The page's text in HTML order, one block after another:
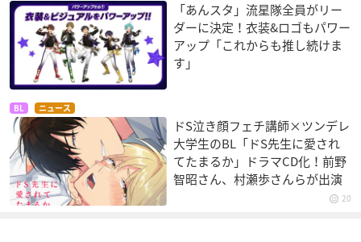
「あんスタ」流星隊全員がリー
ダーに決定！衣装&ロゴもパワー
アップ「これからも推し続けま
す」
BL ニュース
ドS泣き顔フェチ講師×ツンデレ
大学生のBL「ドS先生に愛され
てたまるか」ドラマCD化！前野
智昭さん、村瀬歩さんらが出演
20